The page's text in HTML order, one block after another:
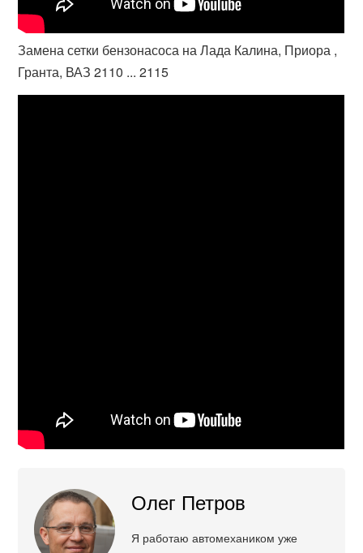
Замена сетки бензонасоса на Лада Калина, Приора ,
Гранта, ВАЗ 2110 ... 2115
Олег Петров
Я работаю автомехаником уже